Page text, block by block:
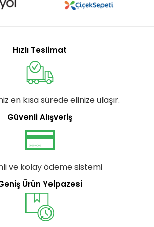
Hızlı Teslimat
en kısa sürede elinize ulaşır.
Güvenli Alışveriş
ve kolay ödeme sistemi
Ürün Yelpazesi